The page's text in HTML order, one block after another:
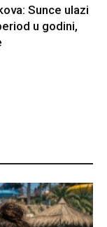
Sunce ulazi
u godini,